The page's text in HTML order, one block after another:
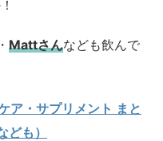
・ Mattさんなども飲んで
ア・サプリメント まと
も）